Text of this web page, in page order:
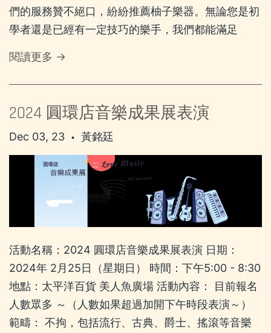
們的服務贊不絕口，紛紛推薦柚子樂器。無論您是初
學者還是已經有一定技巧的樂手，我們都能滿足
閱讀更多 →
2024 圓環店音樂成果展表演
Dec 03, 23 • 黃銘廷
活動名稱：2024 圓環店音樂成果展表演 日期：
2024年 2月25日（星期日） 時間：下午5:00 - 8:30
地點：太平洋百貨 美人魚廣場 活動內容： 目前報名
人數眾多 ～（人數如果超過加開下午時段表演～）
範疇： 不拘，包括流行、古典、爵士、搖滾等音樂